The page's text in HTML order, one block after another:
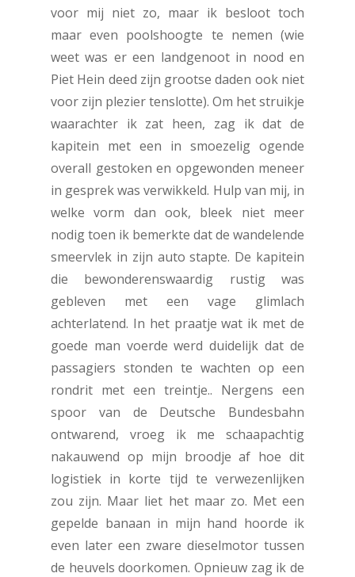
voor mij niet zo, maar ik besloot toch
maar even poolshoogte te nemen (wie
weet was er een landgenoot in nood en
Piet Hein deed zijn grootse daden ook niet
voor zijn plezier tenslotte). Om het struikje
waarachter ik zat heen, zag ik dat de
kapitein met een in smoezelig ogende
overall gestoken en opgewonden meneer
in gesprek was verwikkeld. Hulp van mij, in
welke vorm dan ook, bleek niet meer
nodig toen ik bemerkte dat de wandelende
smeervlek in zijn auto stapte. De kapitein
die bewonderenswaardig rustig was
gebleven met een vage glimlach
achterlatend. In het praatje wat ik met de
goede man voerde werd duidelijk dat de
passagiers stonden te wachten op een
rondrit met een treintje.. Nergens een
spoor van de Deutsche Bundesbahn
ontwarend, vroeg ik me schaapachtig
nakauwend op mijn broodje af hoe dit
logistiek in korte tijd te verwezenlijken
zou zijn. Maar liet het maar zo. Met een
gepelde banaan in mijn hand hoorde ik
even later een zware dieselmotor tussen
de heuvels doorkomen. Opnieuw zag ik de